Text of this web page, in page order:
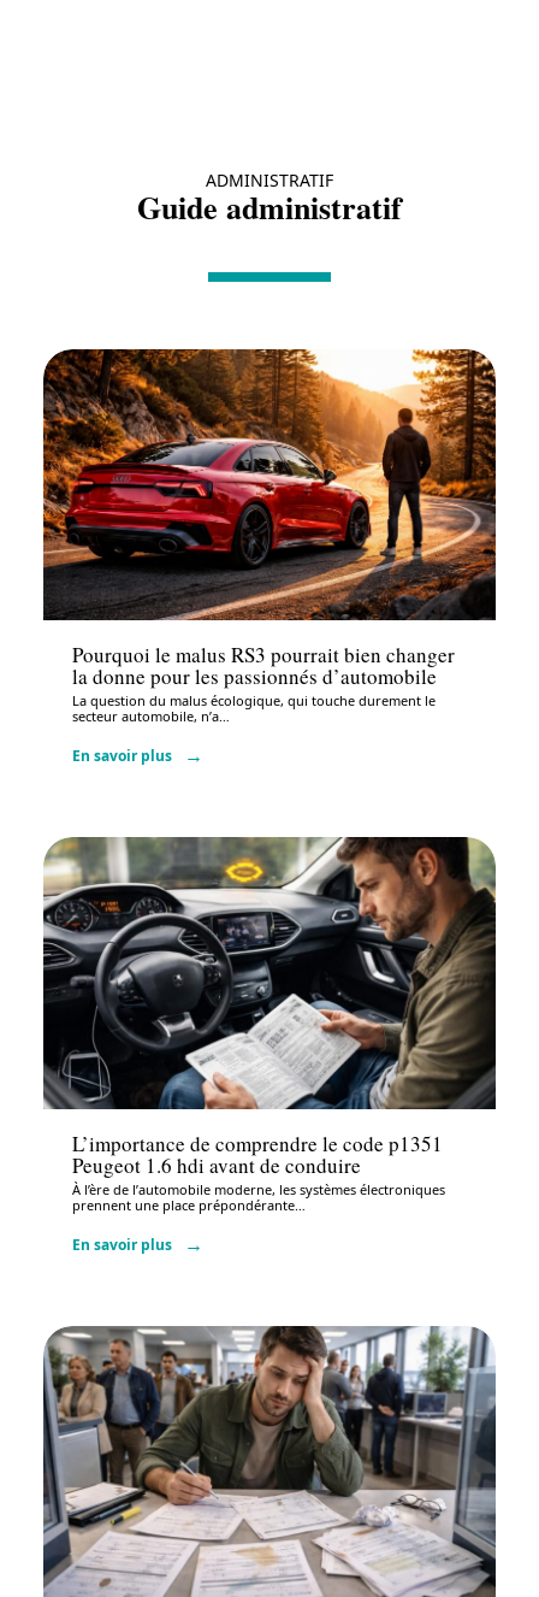
ADMINISTRATIF
Guide administratif
Administratif
Pourquoi le malus RS3 pourrait bien changer
la donne pour les passionnés d’automobile
La question du malus écologique, qui touche durement le
secteur automobile, n’a…
En savoir plus
Administratif
L’importance de comprendre le code p1351
Peugeot 1.6 hdi avant de conduire
À l’ère de l’automobile moderne, les systèmes électroniques
prennent une place prépondérante
En savoir plus
Administratif